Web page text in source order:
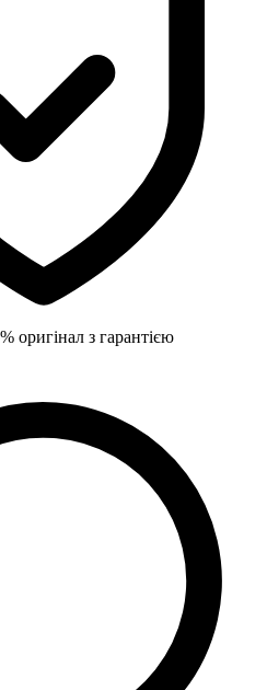
оригінал з гарантією